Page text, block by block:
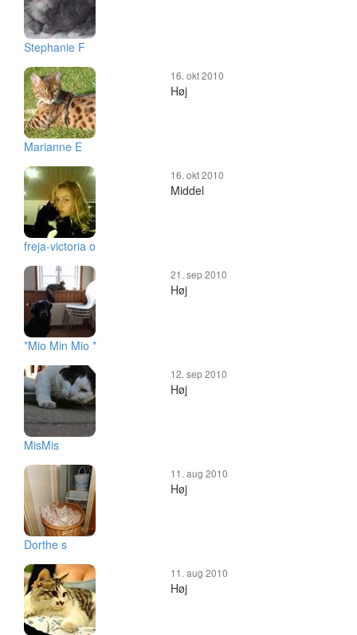
Stephanie F
Marianne E
16. okt 2010
Høj
freja-victoria o
16. okt 2010
Middel
*Mio Min Mio *
21. sep 2010
Høj
MisMis
12. sep 2010
Høj
Dorthe s
11. aug 2010
Høj
11. aug 2010
Høj